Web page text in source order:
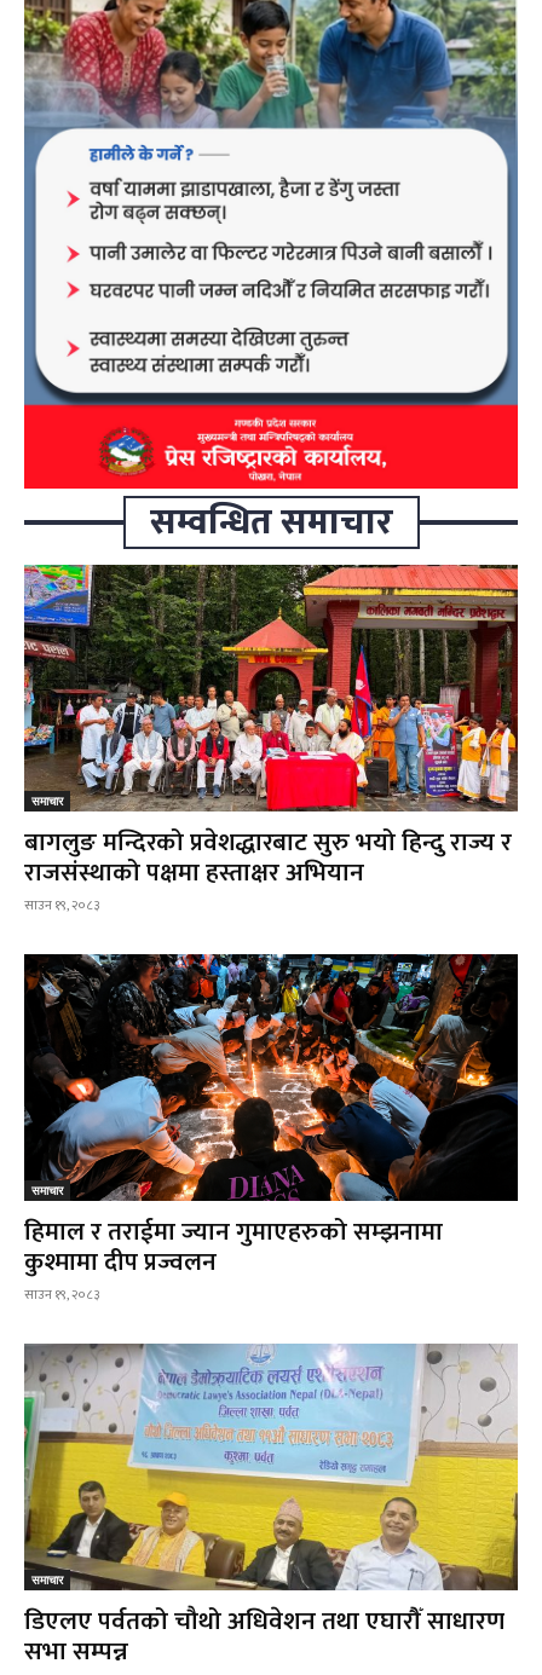
सम्वन्धित समाचार
समाचार
बागलुङ मन्दिरको प्रवेशद्धारबाट सुरु भयो हिन्दु राज्य र
राजसंस्थाको पक्षमा हस्ताक्षर अभियान
साउन १९, २०८३
समाचार
हिमाल र तराईमा ज्यान गुमाएहरुको सम्झनामा
कुश्मामा दीप प्रज्वलन
साउन १९, २०८३
समाचार
डिएलए पर्वतको चौथो अधिवेशन तथा एघारौँ साधारण
सभा सम्पन्न